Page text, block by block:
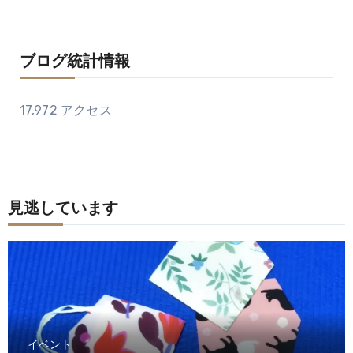
ブログ統計情報
17,972 アクセス
見逃しています
イベント